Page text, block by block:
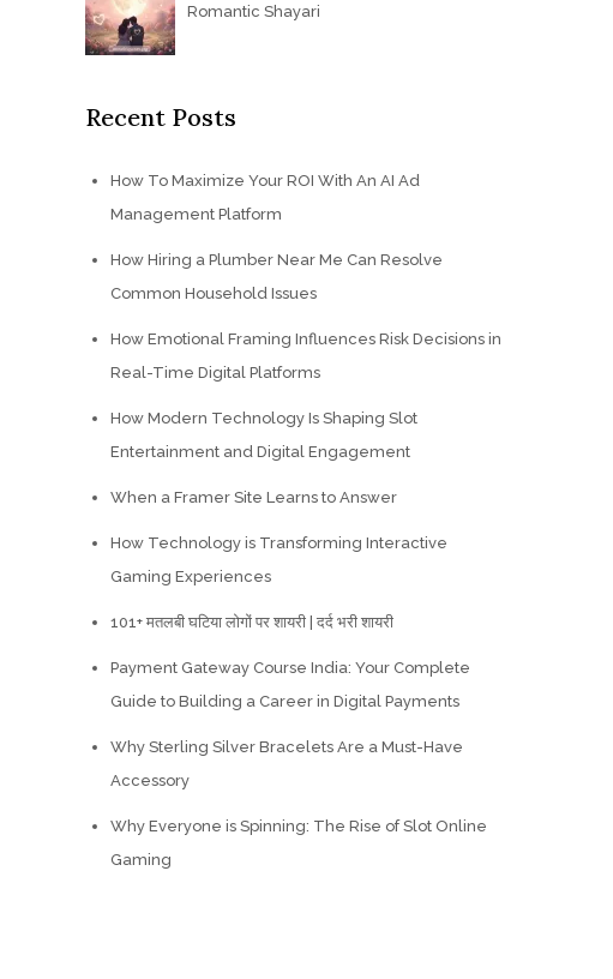
Romantic Shayari
Recent Posts
How To Maximize Your ROI With An AI Ad
Management Platform
How Hiring a Plumber Near Me Can Resolve
Common Household Issues
How Emotional Framing Influences Risk Decisions in
Real-Time Digital Platforms
How Modern Technology Is Shaping Slot
Entertainment and Digital Engagement
When a Framer Site Learns to Answer
How Technology is Transforming Interactive
Gaming Experiences
101+ मतलबी घटिया लोगों पर शायरी | दर्द भरी शायरी
Payment Gateway Course India: Your Complete
Guide to Building a Career in Digital Payments
Why Sterling Silver Bracelets Are a Must-Have
Accessory
Why Everyone is Spinning: The Rise of Slot Online
Gaming